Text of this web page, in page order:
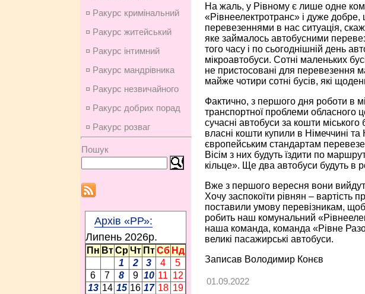
¤ Ракурс кримінальний
¤ Ракурс житейський
¤ Ракурс інтимний
¤ Ракурс мандрівника
¤ Ракурс незвичайного
¤ Ракурс добрих порад
¤ Ракурс розваг
Пошук
Архів «РР»:
Липень 2026p.
Пн Вт Ср Чт Пт Сб Нд
1
2 3 4
5
6
7 8 9 10 11 12
13 14 15 16 17 18 19
На жаль, у Рівному є лише одне
«Рівнеелектротранс» і дуже
перевезеннями в нас ситуація,
яке займалось автобусними
того часу і по сьогоднішній день
мікроавтобуси. Сотні маленьких
не пристосовані для перевезення
майже чотири сотні бусів, які
Фактично, з першого дня роботи в
транспортної проблеми обласного
сучасні автобуси за кошти
власні кошти купили в Німеччині
європейським стандартам
Вісім з них будуть їздити по
кільце». Ще два автобуси будуть в
Вже з першого вересня вони
Хочу заспокоїти рівнян – вартість
поставили умову перевізникам,
робить наш комунальний
наша команда, команда «Рівне
великі пасажирські автобуси.
Записав Володимир Конєв
01.09.2022